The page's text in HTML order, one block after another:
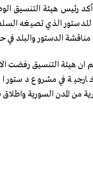
رئيس هيئة التنسيق
الذي تصيغه
مناقشة الدستور والبلد في
ان هيئة التنسيق رفضت
في مشروع
من المدن السورية